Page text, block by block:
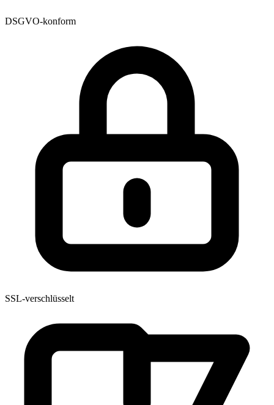
DSGVO-konform
SSL-verschlüsselt